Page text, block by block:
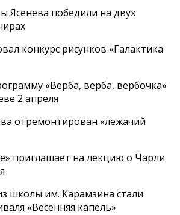
Ясенева победили на двух
конкурс рисунков «Галактика
«Верба, верба, вербочка»
2 апреля
отремонтирован «лежачий
приглашает на лекцию о Чарли
школы им. Карамзина стали
«Весенняя капель»